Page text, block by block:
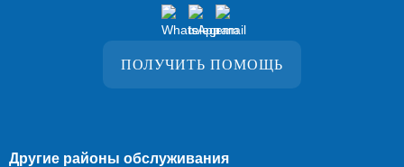
ПОЛУЧИТЬ ПОМОЩЬ
Другие районы обслуживания